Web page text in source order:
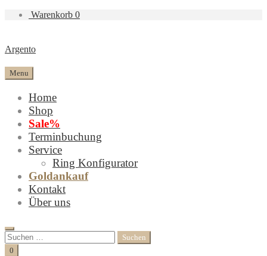
Warenkorb 0
Argento
Menu
Home
Shop
Sale%
Terminbuchung
Service
Ring Konfigurator
Goldankauf
Kontakt
Über uns
Search
Suchen
nach:
Cart
0